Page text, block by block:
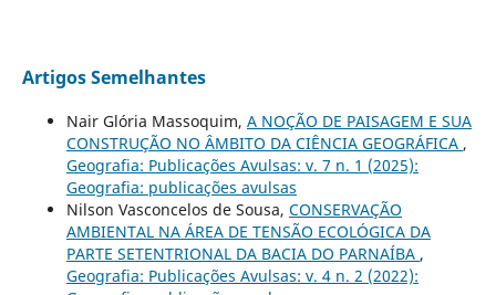
Artigos Semelhantes
Nair Glória Massoquim, A NOÇÃO DE PAISAGEM E SUA
CONSTRUÇÃO NO ÂMBITO DA CIÊNCIA GEOGRÁFICA ,
Geografia: Publicações Avulsas: v. 7 n. 1 (2025):
Geografia: publicações avulsas
Nilson Vasconcelos de Sousa, CONSERVAÇÃO
AMBIENTAL NA ÁREA DE TENSÃO ECOLÓGICA DA
PARTE SETENTRIONAL DA BACIA DO PARNAÍBA ,
Geografia: Publicações Avulsas: v. 4 n. 2 (2022):